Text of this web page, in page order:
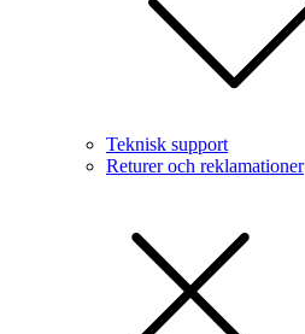
Teknisk support
Returer och reklamationer